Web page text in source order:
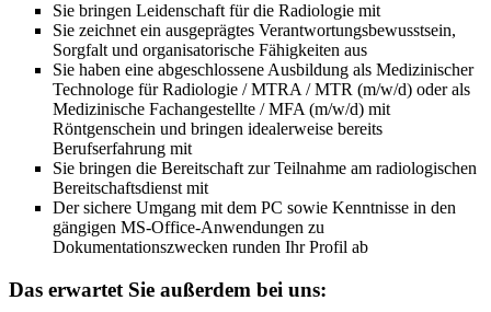
Sie bringen Leidenschaft für die Radiologie mit
Sie zeichnet ein ausgeprägtes Verantwortungsbewusstsein,
Sorgfalt und organisatorische Fähigkeiten aus
Sie haben eine abgeschlossene Ausbildung als Medizinischer
Technologe für Radiologie / MTRA / MTR (m/w/d) oder als
Medizinische Fachangestellte / MFA (m/w/d) mit
Röntgenschein und bringen idealerweise bereits
Berufserfahrung mit
Sie bringen die Bereitschaft zur Teilnahme am radiologischen
Bereitschaftsdienst mit
Der sichere Umgang mit dem PC sowie Kenntnisse in den
gängigen MS-Office-Anwendungen zu
Dokumentationszwecken runden Ihr Profil ab
Das erwartet Sie außerdem bei uns: